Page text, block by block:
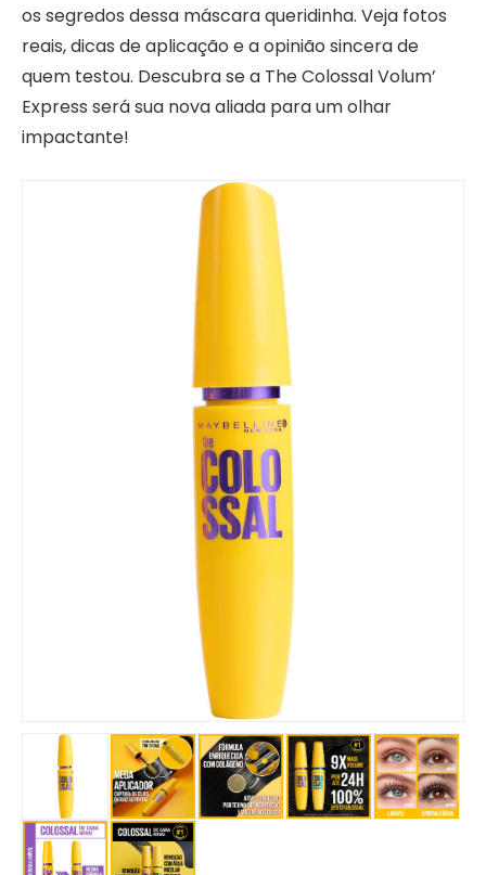
os segredos dessa máscara queridinha. Veja fotos
reais, dicas de aplicação e a opinião sincera de
quem testou. Descubra se a The Colossal Volum’
Express será sua nova aliada para um olhar
impactante!